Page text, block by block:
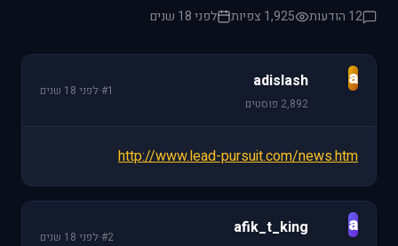
12 הודעות 1,925 צפיות לפני 18 שנים
a
adislash
2,892 פוסטים
#1
·לפני 18 שנים
http://www.lead-pursuit.com/news.htm
a
afik_t_king
#2
·לפני 18 שנים